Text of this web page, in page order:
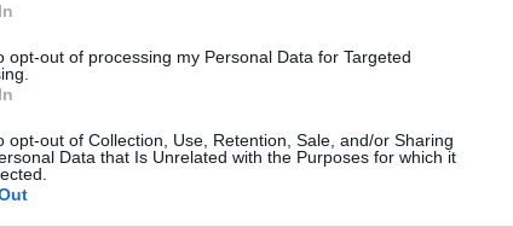
opt-out of processing my Personal Data for Targeted
opt-out of Collection, Use, Retention, Sale, and/or Sharing
Data that Is Unrelated with the Purposes for which it
combats diffusés à la télévision en France
annoncées à la télévision pour le
pas à vous rendre chez notre partenaire